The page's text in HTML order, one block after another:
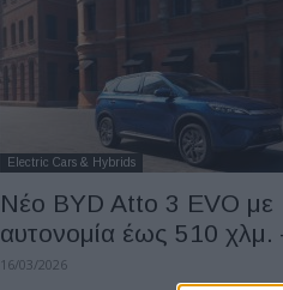
Electric Cars & Hybrids
Νέο BYD Atto 3 EVO με
αυτονομία έως 510 χλμ.
16/03/2026